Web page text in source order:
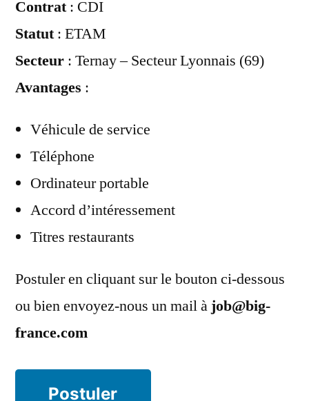
Contrat: CDI
Statut: ETAM
Secteur : Ternay – Secteur Lyonnais (69)
Avantages :
Véhicule de service
Téléphone
Ordinateur portable
Accord d’intéressement
Titres restaurants
Postuler en cliquant sur le bouton ci-dessous
ou bien envoyez-nous un mail à job@big-
france.com